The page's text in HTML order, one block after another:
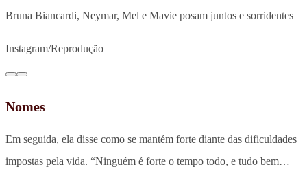
Bruna Biancardi, Neymar, Mel e Mavie posam juntos e sorridentes
Instagram/Reprodução
Nomes
Em seguida, ela disse como se mantém forte diante das dificuldades
impostas pela vida. “Ninguém é forte o tempo todo, e tudo bem…